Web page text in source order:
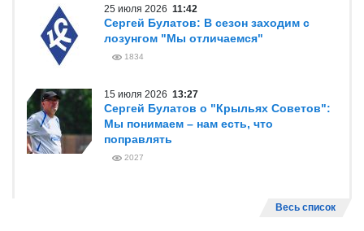
25 июля 2026 11:42
Сергей Булатов: В сезон заходим с
лозунгом "Мы отличаемся"
1834
15 июля 2026 13:27
Сергей Булатов о "Крыльях Советов":
Мы понимаем – нам есть, что
поправлять
2027
Весь список